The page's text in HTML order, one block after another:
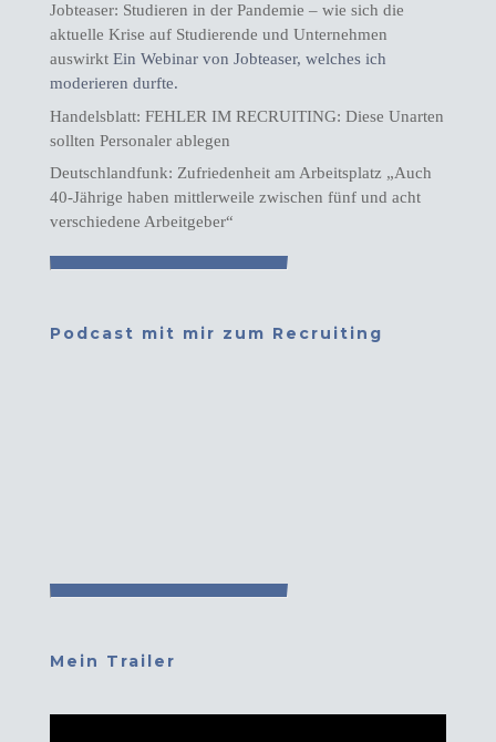
Jobteaser: Studieren in der Pandemie – wie sich die
aktuelle Krise auf Studierende und Unternehmen
auswirktEin Webinar von Jobteaser, welches ich
moderieren durfte.
Handelsblatt: FEHLER IM RECRUITING: Diese Unarten
sollten Personaler ablegen
Deutschlandfunk: Zufriedenheit am Arbeitsplatz „Auch
40-Jährige haben mittlerweile zwischen fünf und acht
verschiedene Arbeitgeber“
Podcast mit mir zum Recruiting
Mein Trailer